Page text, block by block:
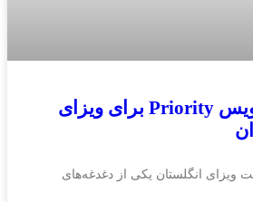
فعال‌سازی سرویس Priority برای ویزای
ویزای انگلستان یکی از دغدغه‌های